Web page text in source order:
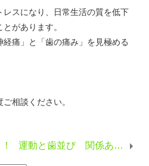
スになり、日常生活の質を低下
があります。
痛」と「歯の痛み」を見極める
相談ください。
運動と歯並び 関係あるの？